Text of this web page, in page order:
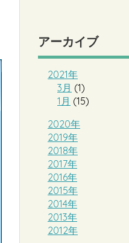
アーカイブ
2021年
3月 (1)
1月 (15)
2020年
2019年
2018年
2017年
2016年
2015年
2014年
2013年
2012年